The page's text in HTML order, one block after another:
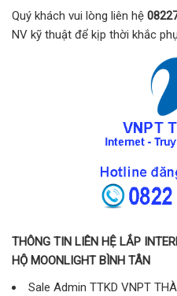
Quý khách vui lòng liên hệ
NV kỹ thuật để kịp thời khắc
THÔNG TIN LIÊN HỆ LẮP
HỘ MOONLIGHT BÌNH TÂN
Sale Admin TTKD VNPT